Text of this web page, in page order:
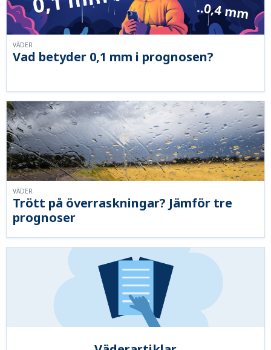
Vad betyder 0,1 mm i prognosen?
VÄDER
Trött på överraskningar? Jämför tre
prognoser
VÄDER